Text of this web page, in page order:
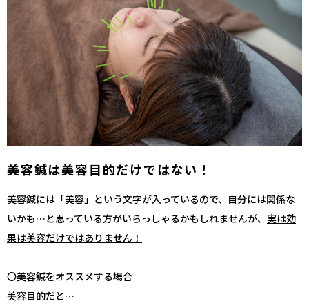
美容鍼は美容目的だけではない！
美容鍼には「美容」という文字が入っているので、自分には関係な
いかも…と思っている方がいらっしゃるかもしれませんが、 実は効
果は美容だけではありません！
〇美容鍼をオススメする場合
美容目的だと…